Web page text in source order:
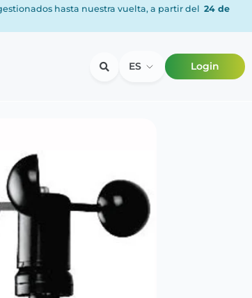
hasta nuestra vuelta, a partir del 24 de
ES Login